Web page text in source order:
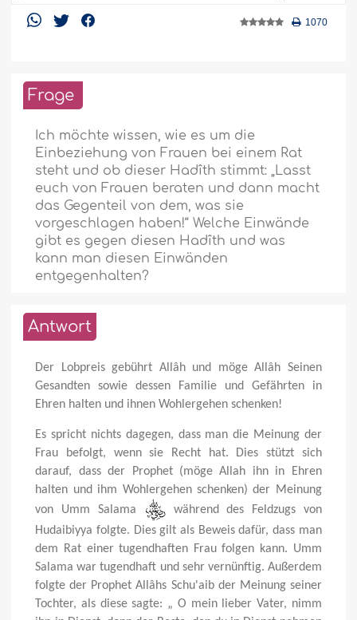
1070
Frage
Ich möchte wissen, wie es um die
Einbeziehung von Frauen bei einem Rat
steht und ob dieser Hadîth stimmt: „Lasst
euch von Frauen beraten und dann macht
das Gegenteil von dem, was sie
vorgeschlagen haben!“ Welche Einwände
gibt es gegen diesen Hadîth und was
kann man diesen Einwänden
entgegenhalten?
Antwort
Der Lobpreis gebührt Allâh und möge Allâh Seinen
Gesandten sowie dessen Familie und Gefährten in
Ehren halten und ihnen Wohlergehen schenken!
Es spricht nichts dagegen, dass man die Meinung der
Frau befolgt, wenn sie Recht hat. Dies stützt sich
darauf, dass der Prophet (möge Allah ihn in Ehren
halten und ihm Wohlergehen schenken) der Meinung
von Umm Salama
während des Feldzugs von
Hudaibiyya folgte. Dies gilt als Beweis dafür, dass man
dem Rat einer tugendhaften Frau folgen kann. Umm
Salama war tugendhaft und sehr vernünftig. Außerdem
folgte der Prophet Allâhs Schu'aib der Meinung seiner
Tochter, als diese sagte: „ O mein lieber Vater, nimm